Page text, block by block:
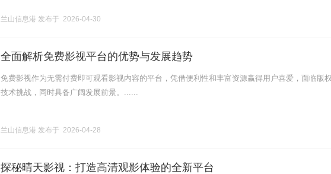
兰山信息港 发布于 2026-04-30
全面解析免费影视平台的优势与发展趋势
免费影视作为无需付费即可观看影视内容的平台，凭借便利性和丰富资源赢得用户喜爱，面临版
技术挑战，同时具备广阔发展前景。......
兰山信息港 发布于 2026-04-28
探秘晴天影视：打造高清观影体验的全新平台